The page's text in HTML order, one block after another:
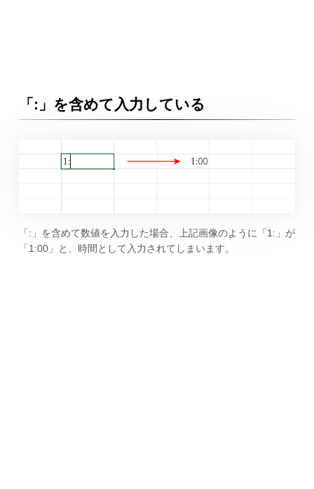
「:」を含めて入力している
「:」を含めて数値を入力した場合、上記画像のように「1:」が
「1:00」と、時間として入力されてしまいます。